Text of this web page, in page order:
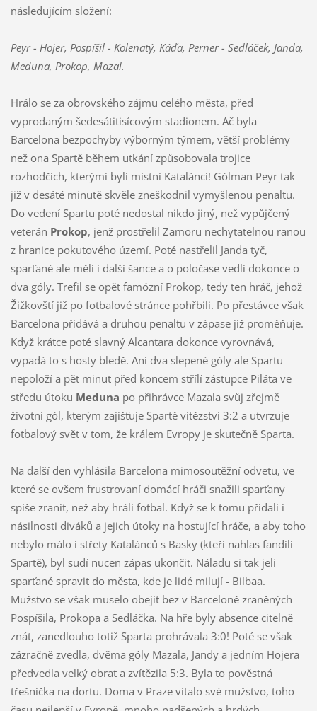
následujícím složení:
Peyr - Hojer, Pospíšil - Kolenatý, Káďa, Perner - Sedláček, Janda,
Meduna, Prokop, Mazal.
Hrálo se za obrovského zájmu celého města, před
vyprodaným šedesátitisícovým stadionem. Ač byla
Barcelona bezpochyby výborným týmem, větší problémy
než ona Spartě během utkání způsobovala trojice
rozhodčích, kterými byli místní Katalánci! Gólman Peyr tak
již v desáté minutě skvěle zneškodnil vymyšlenou penaltu.
Do vedení Spartu poté nedostal nikdo jiný, než vypůjčený
veterán Prokop, jenž prostřelil Zamoru nechytatelnou ranou
z hranice pokutového území. Poté nastřelil Janda tyč,
sparťané ale měli i další šance a o poločase vedli dokonce o
dva góly. Trefil se opět famózní Prokop, tedy ten hráč, jehož
Žižkovští již po fotbalové stránce pohřbili. Po přestávce však
Barcelona přidává a druhou penaltu v zápase již proměňuje.
Když krátce poté slavný Alcantara dokonce vyrovnává,
vypadá to s hosty bledě. Ani dva slepené góly ale Spartu
nepoloží a pět minut před koncem střílí zástupce Piláta ve
středu útoku Meduna po přihrávce Mazala svůj zřejmě
životní gól, kterým zajišťuje Spartě vítězství 3:2 a utvrzuje
fotbalový svět v tom, že králem Evropy je skutečně Sparta.
Na další den vyhlásila Barcelona mimosoutěžní odvetu, ve
které se ovšem frustrovaní domácí hráči snažili sparťany
spíše zranit, než aby hráli fotbal. Když se k tomu přidali i
násilnosti diváků a jejich útoky na hostující hráče, a aby toho
nebylo málo i střety Katalánců s Basky (kteří nahlas fandili
Spartě), byl sudí nucen zápas ukončit. Náladu si tak jeli
sparťané spravit do města, kde je lidé milují - Bilbaa.
Mužstvo se však muselo obejít bez v Barceloně zraněných
Pospíšila, Prokopa a Sedláčka. Na hře byly absence citelně
znát, zanedlouho totiž Sparta prohrávala 3:0! Poté se však
zázračně zvedla, dvěma góly Mazala, Jandy a jedním Hojera
předvedla velký obrat a zvítězila 5:3. Byla to pověstná
třešnička na dortu. Doma v Praze vítalo své mužstvo, toho